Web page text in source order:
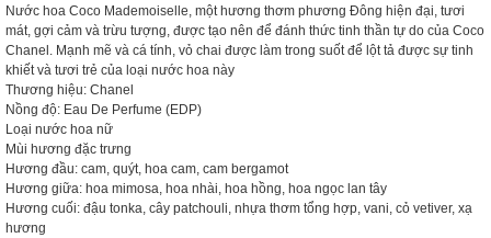
Nước hoa Coco Mademoiselle, một hương thơm phương Đông hiện đại, tươi
mát, gợi cảm và trừu tượng, được tạo nên để đánh thức tinh thần tự do của Coco
Chanel. Mạnh mẽ và cá tính, vỏ chai được làm trong suốt để lột tả được sự tinh
khiết và tươi trẻ của loại nước hoa này
Thương hiệu: Chanel
Nồng độ: Eau De Perfume (EDP)
Loại nước hoa nữ
Mùi hương đặc trưng
Hương đầu: cam, quýt, hoa cam, cam bergamot
Hương giữa: hoa mimosa, hoa nhài, hoa hồng, hoa ngọc lan tây
Hương cuối: đậu tonka, cây patchouli, nhựa thơm tổng hợp, vani, cỏ vetiver, xạ
hương